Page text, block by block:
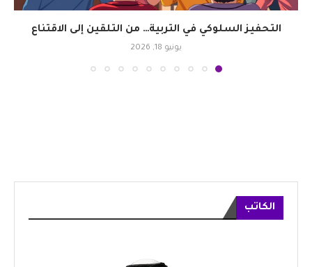
التحفيز السلوكي في التربية… من التلقين إلى الاقتناع
يونيو 18, 2026
الكاتب